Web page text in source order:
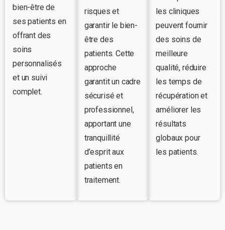
bien-être de
ses patients en
offrant des
soins
personnalisés
et un suivi
complet.
risques et
garantir le bien-
être des
patients. Cette
approche
garantit un cadre
sécurisé et
professionnel,
apportant une
tranquillité
d’esprit aux
patients en
traitement.
les cliniques
peuvent fournir
des soins de
meilleure
qualité, réduire
les temps de
récupération et
améliorer les
résultats
globaux pour
les patients.